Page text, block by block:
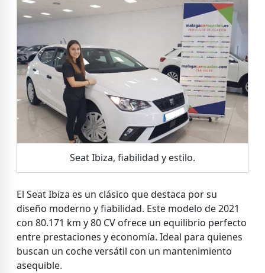
Seat Ibiza, fiabilidad y estilo.
El Seat Ibiza es un clásico que destaca por su
diseño moderno y fiabilidad. Este modelo de 2021
con 80.171 km y 80 CV ofrece un equilibrio perfecto
entre prestaciones y economía. Ideal para quienes
buscan un coche versátil con un mantenimiento
asequible.